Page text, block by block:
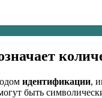
идентификации,
быть